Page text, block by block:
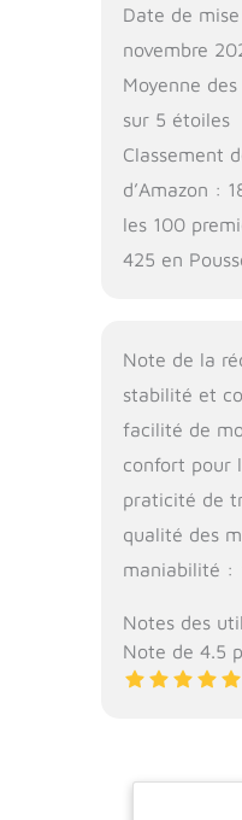
Date de
novembre
Moyenne
sur 5 étoiles
Classement
d’Amazon :
les 100
425 en
Note de la
stabilité et
facilité de
confort pour
praticité de
qualité des
maniabilité :
Notes des
Note de 4.5